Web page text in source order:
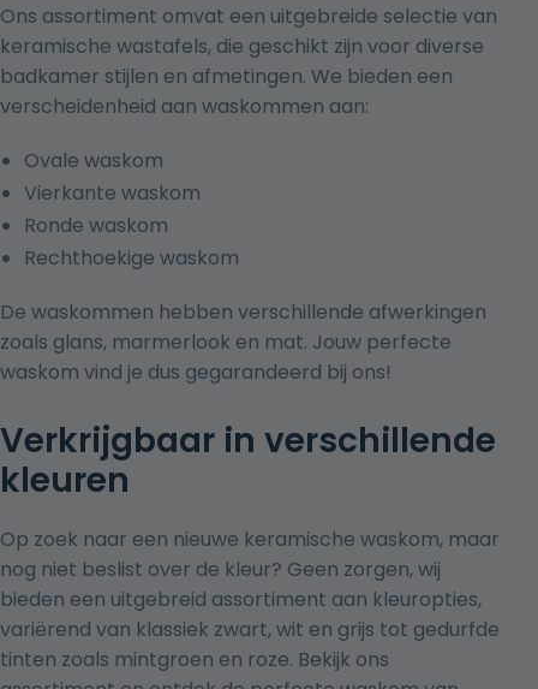
Ons assortiment omvat een uitgebreide selectie van
keramische wastafels, die geschikt zijn voor diverse
badkamer stijlen en afmetingen. We bieden een
verscheidenheid aan waskommen aan:
Ovale waskom
Vierkante waskom
Ronde waskom
Rechthoekige waskom
De waskommen hebben verschillende afwerkingen
zoals glans, marmerlook en mat. Jouw perfecte
waskom vind je dus gegarandeerd bij ons!
Verkrijgbaar in verschillende
kleuren
Op zoek naar een nieuwe keramische waskom, maar
nog niet beslist over de kleur? Geen zorgen, wij
bieden een uitgebreid assortiment aan kleuropties,
variërend van klassiek zwart, wit en grijs tot gedurfde
tinten zoals mintgroen en roze. Bekijk ons